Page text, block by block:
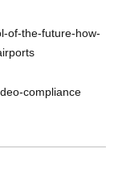
of-the-future-how-
compliance